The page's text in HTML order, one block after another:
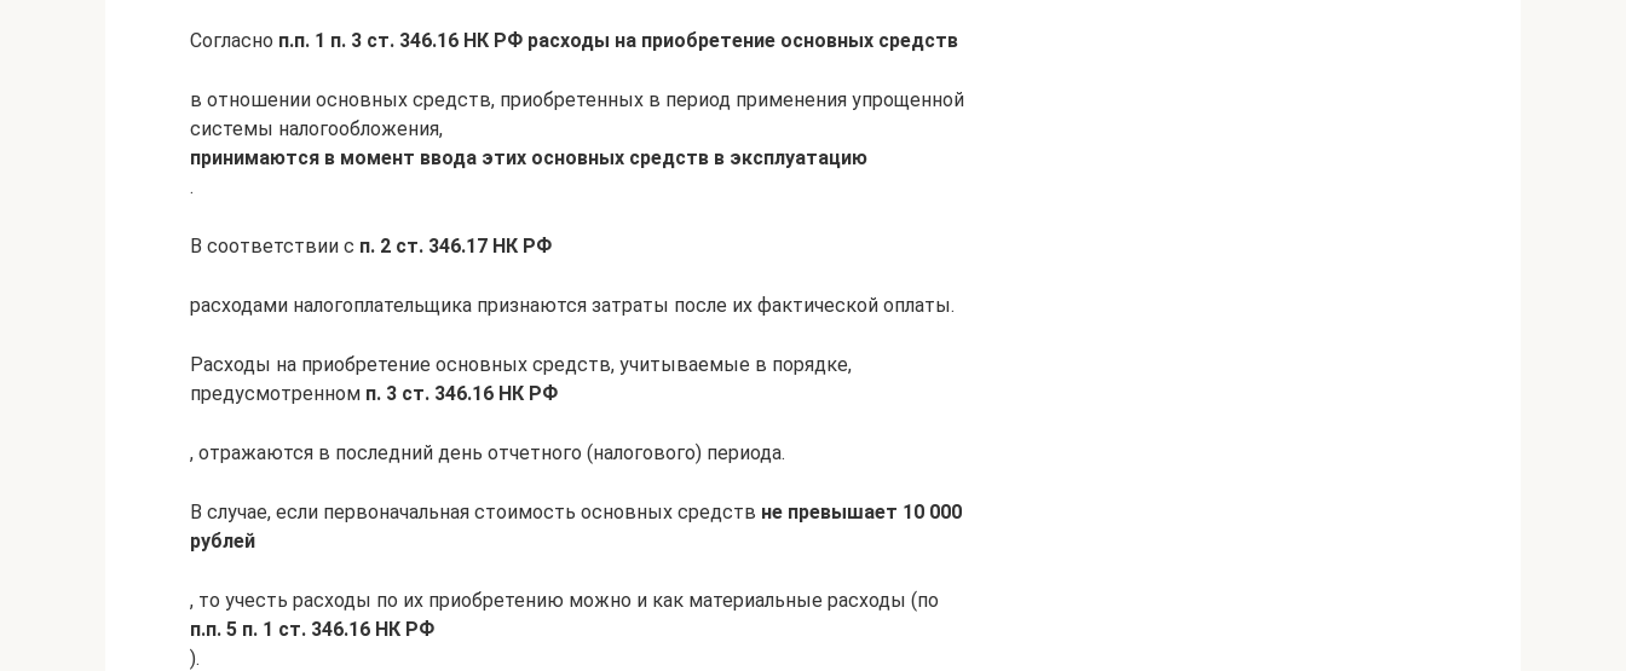
Согласно п.п. 1 п. 3 ст. 346.16 НК РФ расходы на приобретение основных средств
в отношении основных средств, приобретенных в период применения упрощенной
системы налогообложения,
принимаются в момент ввода этих основных средств в эксплуатацию
.
В соответствии с п. 2 ст. 346.17 НК РФ
расходами налогоплательщика признаются затраты после их фактической оплаты.
Расходы на приобретение основных средств, учитываемые в порядке,
предусмотренном п. 3 ст. 346.16 НК РФ
, отражаются в последний день отчетного (налогового) периода.
В случае, если первоначальная стоимость основных средств не превышает 10 000
рублей
, то учесть расходы по их приобретению можно и как материальные расходы (по
п.п. 5 п. 1 ст. 346.16 НК РФ
).